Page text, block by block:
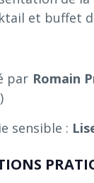
et buffet
par Romain
sensible :